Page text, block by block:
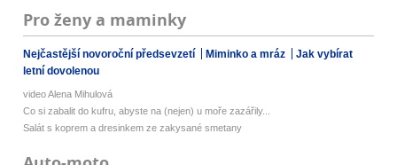
Pro ženy a maminky
Nejčastější novoroční předsevzetí Miminko a mráz
Jak vybírat
letní dovolenou
video Alena Mihulová
Co si zabalit do kufru, abyste na (nejen) u moře zazářily...
Salát s koprem a dresinkem ze zakysané smetany